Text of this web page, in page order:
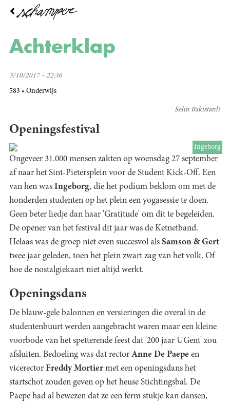
Overslaan
inhoud Achterklap
3/10/2017 – 22:36
583 Onderwijs
Selin Bakistanli
Openingsfestival
Ingeborg
Ongeveer 31.000 mensen zakten op woensdag 27 september
af naar het Sint-Pietersplein voor de Student Kick-Off. Een
van hen was Ingeborg, die het podium beklom om met de
honderden studenten op het plein een yogasessie te doen.
Geen beter liedje dan haar 'Gratitude' om dit te begeleiden.
De opener van het festival dit jaar was de Ketnetband.
Helaas was de groep niet even succesvol als Samson & Gert
twee jaar geleden, toen het plein zwart zag van het volk. Of
hoe de nostalgiekaart niet altijd werkt.
Openingsdans
De blauw-gele balonnen en versieringen die overal in de
studentenbuurt werden aangebracht waren maar een kleine
voorbode van het spetterende feest dat '200 jaar UGent' zou
afsluiten. Bedoeling was dat rector Anne De Paepe en
vicerector Freddy Mortier met een openingsdans het
startschot zouden geven op het heuse Stichtingsbal. De
Paepe had al bewezen dat ze een ferm stukje kan dansen,